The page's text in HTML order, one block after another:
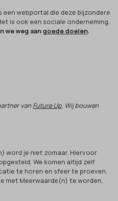
webportal die deze bijzondere
is ook een sociale onderneming.
we weg aan goede doelen.
van Future Up. Wij bouwen
word je niet zomaar. Hiervoor
We komen altijd zelf
te horen en sfeer te proeven.
met Meerwaarde(n) te worden,